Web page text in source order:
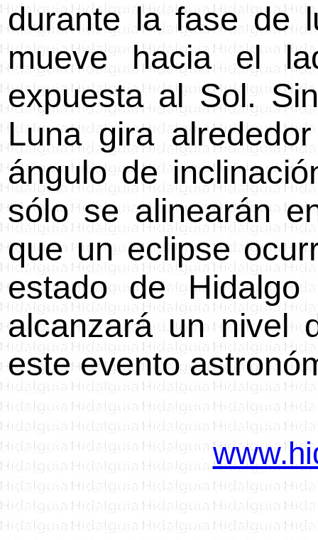
durante la fase de
mueve hacia el
expuesta al Sol.
Luna gira
ángulo de
sólose alinearán
que un eclipse
estado de Hidalgo
alcanzará un nivel
este evento